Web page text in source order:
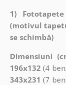
1)
(motivul
se schimbă)
Dimensiuni
196x132 (4
343x231 (7